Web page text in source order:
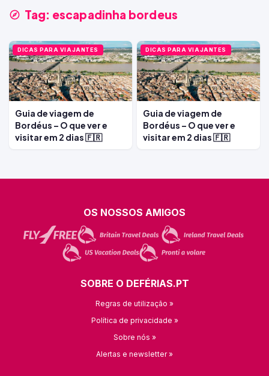
Tag: escapadinha bordeus
DICAS PARA VIAJANTES
Guia de viagem de
Bordéus – O que ver e
visitar em 2 dias 🇫🇷
DICAS PARA VIAJANTES
Guia de viagem de
Bordéus – O que ver e
visitar em 2 dias 🇫🇷
OS NOSSOS AMIGOS
SOBRE O DEFÉRIAS.PT
Regras de utilização »
Política de privacidade »
Sobre nós »
Alertas e newsletter »